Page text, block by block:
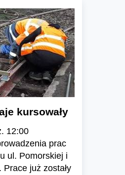
kursowały
12:00
prac
ul. Pomorskiej i
już zostały